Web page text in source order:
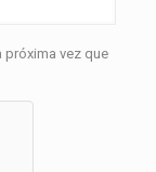
próxima vez que